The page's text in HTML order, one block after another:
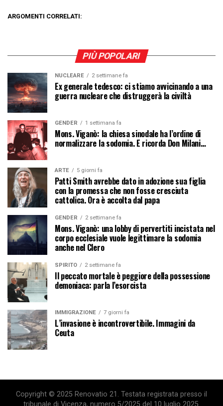
ARGOMENTI CORRELATI:
PIÙ POPOLARI
NUCLEARE 2 settimane fa
Ex generale tedesco: ci stiamo avvicinando a una
guerra nucleare che distruggerà la civiltà
GENDER 1 settimana fa
Mons. Viganò: la chiesa sinodale ha l’ordine di
normalizzare la sodomia. E ricorda Don Milani…
ARTE 5 giorni fa
Patti Smith avrebbe dato in adozione sua figlia
con la promessa che non fosse cresciuta
cattolica. Ora è accolta dal papa
GENDER 2 settimane fa
Mons. Viganò: una lobby di pervertiti incistata nel
corpo ecclesiale vuole legittimare la sodomia
anche nel Clero
SPIRITO 2 settimane fa
Il peccato mortale è peggiore della possessione
demoniaca: parla l’esorcista
IMMIGRAZIONE 7 giorni fa
L’invasione è incontrovertibile. Immagini da
Ceuta
Copyright © 2025 Renovatio 21. Testata registrata presso il
tribunale di Vicenza, numero 5/2025 del 10 luglio 2025.